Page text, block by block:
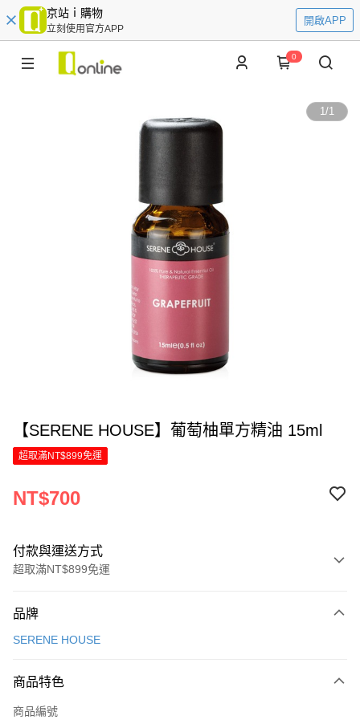
京站ｉ購物
立刻使用官方APP
開啟APP
0
1/1
【SERENE HOUSE】葡萄柚單方精油 15ml
超取滿NT$899免運
NT$700
付款與運送方式
超取滿NT$899免運
信用卡一次付款
Apple Pay
街口支付
品牌
SERENE HOUSE
商品特色
商品編號